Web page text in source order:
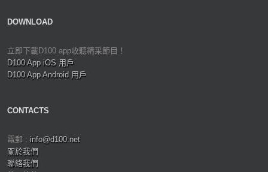
DOWNLOAD
立即下載D100 app收聽精采節目！
D100 App iOS 用戶
D100 App Android 用戶
CONTACTS
電郵 : info@d100.net
關於我們
聯絡我們